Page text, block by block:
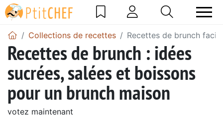
Collections de recettes Recettes de brunch
Recettes de brunch : idées
sucrées, salées et boissons
pour un brunch maison
votez maintenant